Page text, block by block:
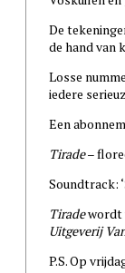
De
de hand van
Losse
iedere
Een
Tirade–
Soundtrack: ‘
Tiradewordt
Uitgeverij
P.S. Op